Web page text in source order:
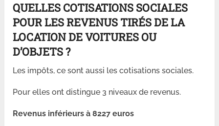
QUELLES COTISATIONS SOCIALES
POUR LES REVENUS TIRÉS DE LA
LOCATION DE VOITURES OU
D’OBJETS ?
Les impôts, ce sont aussi les cotisations sociales.
Pour elles ont distingue 3 niveaux de revenus.
Revenus inférieurs à 8227 euros